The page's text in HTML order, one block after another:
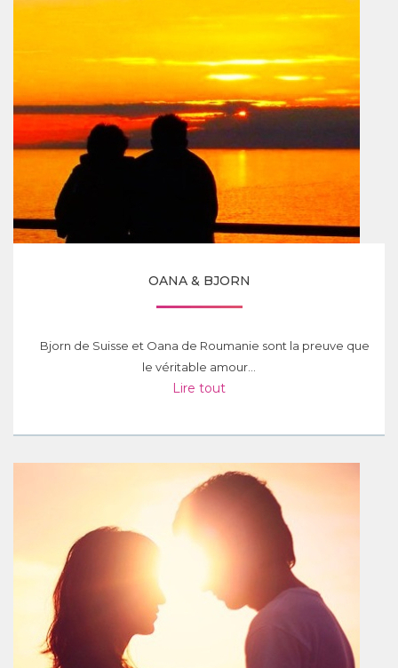
OANA & BJORN
Bjorn de Suisse et Oana de Roumanie sont la preuve que
le véritable amour...
Lire tout